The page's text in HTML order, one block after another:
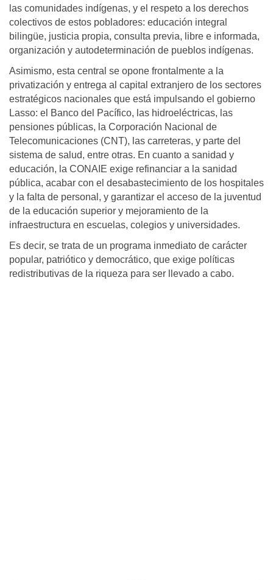
las comunidades indígenas, y el respeto a los derechos
colectivos de estos pobladores: educación integral
bilingüe, justicia propia, consulta previa, libre e informada,
organización y autodeterminación de pueblos indígenas.
Asimismo, esta central se opone frontalmente a la
privatización y entrega al capital extranjero de los sectores
estratégicos nacionales que está impulsando el gobierno
Lasso: el Banco del Pacífico, las hidroeléctricas, las
pensiones públicas, la Corporación Nacional de
Telecomunicaciones (CNT), las carreteras, y parte del
sistema de salud, entre otras. En cuanto a sanidad y
educación, la CONAIE exige refinanciar a la sanidad
pública, acabar con el desabastecimiento de los hospitales
y la falta de personal, y garantizar el acceso de la juventud
de la educación superior y mejoramiento de la
infraestructura en escuelas, colegios y universidades.
Es decir, se trata de un programa inmediato de carácter
popular, patriótico y democrático, que exige políticas
redistributivas de la riqueza para ser llevado a cabo.